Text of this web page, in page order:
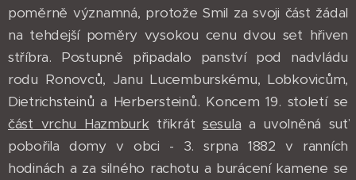
poměrně významná, protože Smil za svoji část žádal
na tehdejší poměry vysokou cenu dvou set hřiven
stříbra. Postupně připadalo panství pod nadvládu
rodu Ronovců, Janu Lucemburskému, Lobkovicům,
Dietrichsteinů a Herbersteinů. Koncem 19. století se
část vrchu Hazmburktřikrát sesula a uvolněná suť
pobořila domy v obci - 3. srpna 1882 v ranních
hodinách a za silného rachotu a burácení kamene se